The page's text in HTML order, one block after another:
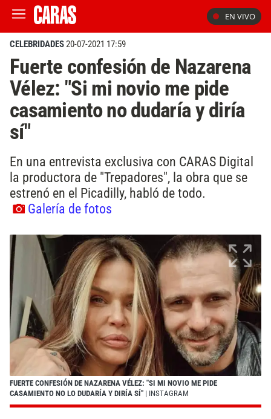
EN VIVO
CELEBRIDADES20-07-2021 17:59
Fuerte confesión de Nazarena
Vélez: "Si mi novio me pide
casamiento no dudaría y diría
sí"
En una entrevista exclusiva con CARAS Digital
la productora de "Trepadores", la obra que se
estrenó en el Picadilly, habló de todo.
Galería de fotos
FUERTE CONFESIÓN DE NAZARENA VÉLEZ: "SI MI NOVIO ME PIDE
CASAMIENTO NO LO DUDARÍA Y DIRÍA SÍ" | INSTAGRAM